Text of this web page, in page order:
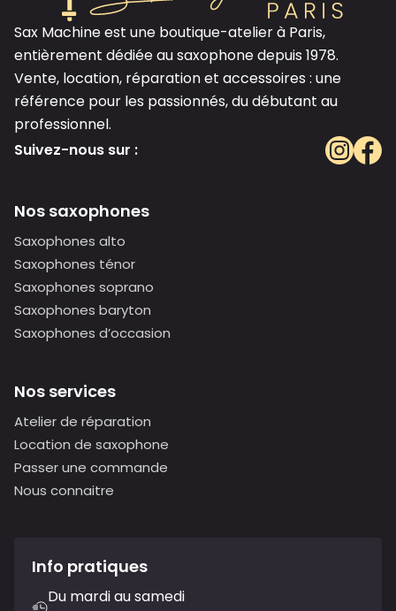
Sax Machine est une boutique-atelier à Paris,
entièrement dédiée au saxophone depuis 1978.
Vente, location, réparation et accessoires : une
référence pour les passionnés, du débutant au
professionnel.
Suivez-nous sur :
Nos saxophones
Saxophones alto
Saxophones ténor
Saxophones soprano
Saxophones baryton
Saxophones d’occasion
Nos services
Atelier de réparation
Location de saxophone
Passer une commande
Nous connaitre
Info pratiques
Du mardi au samedi